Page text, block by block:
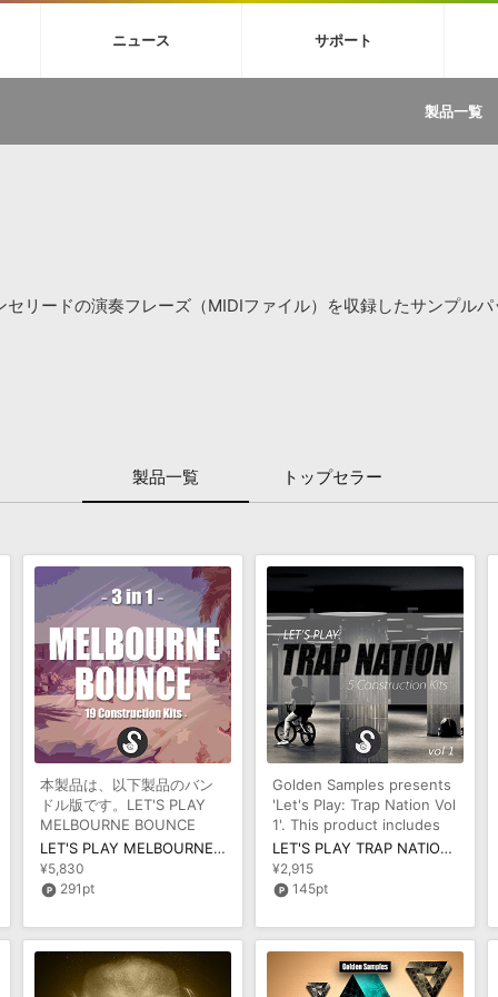
製品一覧
ランキング
ニュース
バックナンバー一覧
サポート
ガイド
サウンド素材の効率的な一元管理
償ソフトウェア
センス提供
VOCALOID
ン・エフェクト サンプルパック ソフトウェア／ツール
製品一覧
リードの演奏フレーズ（MIDIファイル）を収録したサンプル
製品一覧 トップセラー
本製品は、以下製品のバン
ドル版です。LET'S PLAY
MELBOURNE BOUNCE
VOL 3LET'S PLAY
MELBOURNE BOUNCE
VOL 2LET'S PLAY MELBO
LET'S PLAY MELBOURNE BOUNCE 3-IN-1
¥5,830
291pt
Golden Samples presents
'Let's Play: Trap Nation Vol
1'. This product includes
five fantastic Constr
LET'S PLAY TRAP NATION VOL 1
¥2,915
145pt